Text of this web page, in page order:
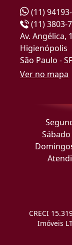
(11)
(11) 3803-
Av. Angélica,
Higienópolis
São Paulo -
Ver no mapa
CRECI
Imóveis